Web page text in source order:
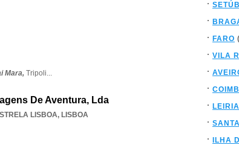
Mara, Tripoli...
De Aventura, Lda
LISBOA, LISBOA
FARO
VILA
LEIRIA
ILHA